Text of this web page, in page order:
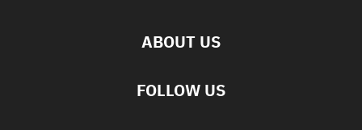
ABOUT US
FOLLOW US